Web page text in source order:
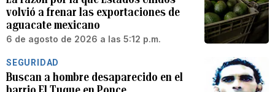
volvió a frenar las exportaciones de
aguacate mexicano
6 de agosto de 2026 a las 5:12 p.m.
SEGURIDAD
Buscan a hombre desaparecido en el